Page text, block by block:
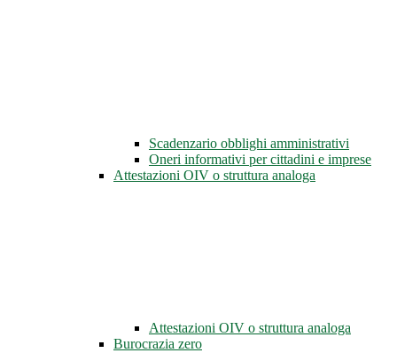
Scadenzario obblighi amministrativi
Oneri informativi per cittadini e imprese
Attestazioni OIV o struttura analoga
Attestazioni OIV o struttura analoga
Burocrazia zero